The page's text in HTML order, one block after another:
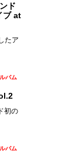
ド
ブ at
たア
バム
初の
バム